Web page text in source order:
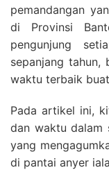
pemandangan
di Provinsi
pengunjung
sepanjang
waktu terbaik
Pada artikel ini,
dan waktu dalam
yang
di pantai anyer